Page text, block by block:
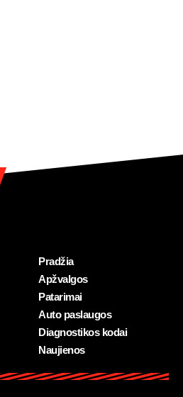
Pradžia
Apžvalgos
Patarimai
Auto paslaugos
Diagnostikos kodai
Naujienos